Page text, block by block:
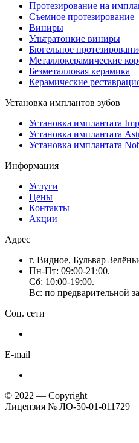
Протезирование на
Съемное протезирование
Виниры
Ультратонкие виниры
Бюгельное
Металлокерамические
Безметалловая керамика
Керамические
Установка имплантов зубов
Установка имплантата
Установка имплантата
Установка имплантата
Информация
Услуги
Цены
Контакты
Акции
Адрес
г. Видное, Бульвар
Пн-Пт: 09:00-21:00.
Сб: 10:00-19:00.
Вс: по предварительной
Соц. сети
E-mail
© 2022 — Copyright
Лицензия № ЛО-50-01-011729